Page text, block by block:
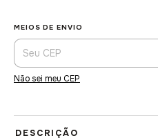
Entregas para o CEP:
MEIOS DE ENVIO
Não sei meu CEP
DESCRIÇÃO